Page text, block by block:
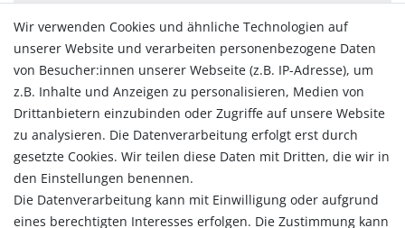
Zahlungsarten
Versandarten & -kosten
Widerrufsrecht
Vertrag widerrufen
Konto
Login
Registrieren
Warenkorb
Zur Kasse
Wir verwenden Cookies und ähnliche Technologien auf
unserer Website und verarbeiten personenbezogene Daten
von Besucher:innen unserer Webseite (z.B. IP-Adresse), um
z.B. Inhalte und Anzeigen zu personalisieren, Medien von
Drittanbietern einzubinden oder Zugriffe auf unsere Website
zu analysieren. Die Datenverarbeitung erfolgt erst durch
gesetzte Cookies. Wir teilen diese Daten mit Dritten, die wir in
den Einstellungen benennen.
Die Datenverarbeitung kann mit Einwilligung oder aufgrund
eines berechtigten Interesses erfolgen. Die Zustimmung kann